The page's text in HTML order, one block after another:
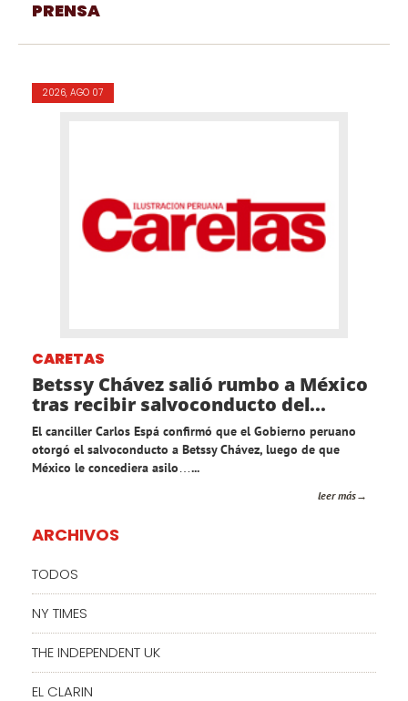
PRENSA
2026, AGO 07
CARETAS
Betssy Chávez salió rumbo a México
tras recibir salvoconducto del...
El canciller Carlos Espá confirmó que el Gobierno peruano
otorgó el salvoconducto a Betssy Chávez, luego de que
México le concediera asilo…...
leer más
ARCHIVOS
TODOS
NY TIMES
THE INDEPENDENT UK
EL CLARIN